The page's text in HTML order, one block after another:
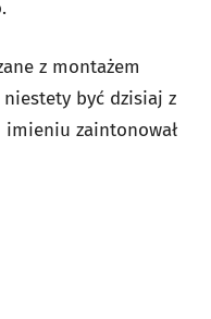
z montażem
być dzisiaj z
imieniu zaintonował